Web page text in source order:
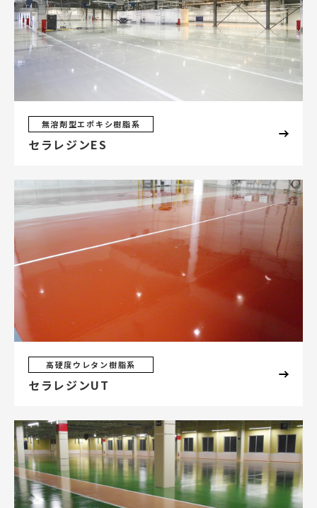
無溶剤型エポキシ樹脂系
セラレジンES
高硬度ウレタン樹脂系
セラレジンUT